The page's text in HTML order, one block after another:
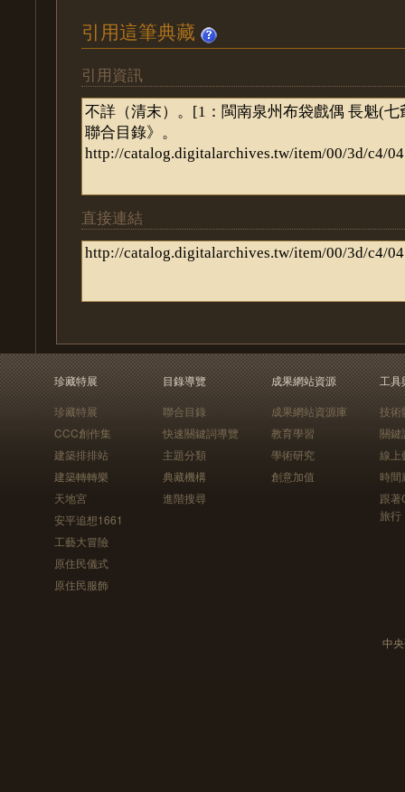
引用這筆典藏
引用資訊
直接連結
珍藏特展
珍藏特展
CCC創作集
建築排排站
建築轉轉樂
天地宮
安平追想1661
工藝大冒險
原住民儀式
原住民服飾
目錄導覽
聯合目錄
快速關鍵詞導覽
主題分類
典藏機構
進階搜尋
成果網站資源
成果網站資源庫
教育學習
學術研究
創意加值
工具
技術
關鍵
線上
時間
跟
旅行
中